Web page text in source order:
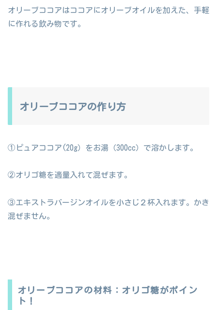
オリーブココアはココアにオリーブオイルを加えた、手軽
に作れる飲み物です。
オリーブココアの作り方
①ピュアココア(20g）をお湯（300cc）で溶かします。
②オリゴ糖を適量入れて混ぜます。
③エキストラバージンオイルを小さじ２杯入れます。かき
混ぜません。
オリーブココアの材料：オリゴ糖がポイン
ト！